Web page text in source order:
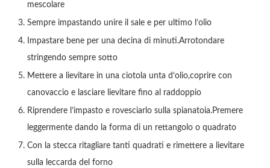
mescolare
Sempre impastando unire il sale e per ultimo l’olio
Impastare bene per una decina di minuti.Arrotondare
stringendo sempre sotto
Mettere a lievitare in una ciotola unta d’olio,coprire con
canovaccio e lasciare lievitare fino al raddoppio
Riprendere l’impasto e rovesciarlo sulla spianatoia.Premere
leggermente dando la forma di un rettangolo o quadrato
Con la stecca ritagliare tanti quadrati e rimettere a lievitare
sulla leccarda del forno